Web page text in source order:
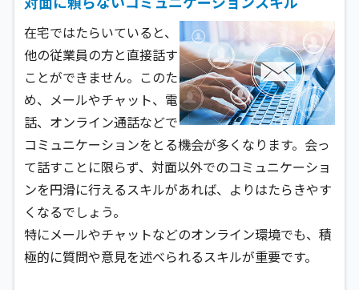
在宅ではたらいていると、
他の従業員の方と直接話す
ことができません。このた
め、メールやチャット、電
話、オンライン通話などで
コミュニケーションをとる機会が多くなります。会っ
て話すことに限らず、対面以外でのコミュニケーショ
ンを円滑に行えるスキルがあれば、よりはたらきやす
くなるでしょう。
特にメールやチャットなどのオンライン環境でも、積
極的に質問や意見を述べられるスキルが重要です。